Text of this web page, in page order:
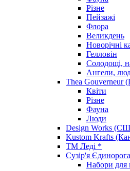
Різне
Пейзажі
Флора
Великдень
Новорічні
Гелловін
Солодощі,
Ангели,
Thea Gouverneur
Квіти
Різне
Фауна
Люди
Design Works
Kustom Krafts
ТМ Леді *
Сузір'я Єдинорога
Набори для